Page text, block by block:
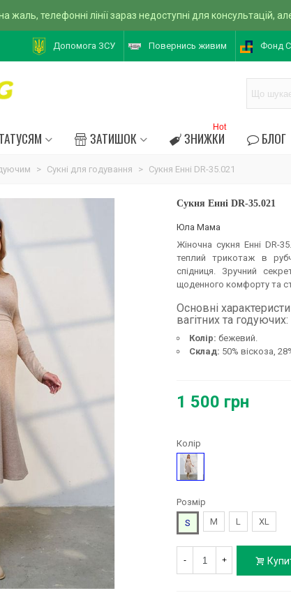
жаль, телефонні лінії зараз недоступні для консультацій,
Допомога ЗСУ Повернись живим Фонд
ТАТУСЯМ ЗАТИШОК ЗНИЖКИ
Hot
БЛОГ
> Сукні для годування > Сукня Енні DR-35.021
Сукня Енні DR-35.021
Юла Мама
Жіночна сукня Енні DR-
теплий трикотаж в
спідниця. Зручний
щоденного комфорту та
Основні
вагітних та годуючих:
Колір: бежевий.
Склад: 50% віскоза,
1 500 грн
Колір
Бежевий
Розмір
S
M L XL
- +